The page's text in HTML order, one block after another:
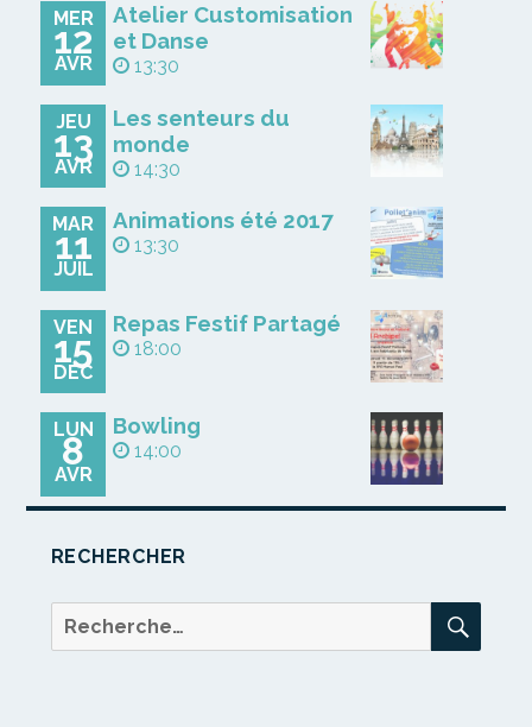
MER
12
AVR
Atelier Customisation
et Danse
13:30
JEU
13
AVR
Les senteurs du
monde
14:30
MAR
11
JUIL
Animations été 2017
13:30
VEN
15
DÉC
Repas Festif Partagé
18:00
LUN
8
AVR
Bowling
14:00
RECHERCHER
Recherche